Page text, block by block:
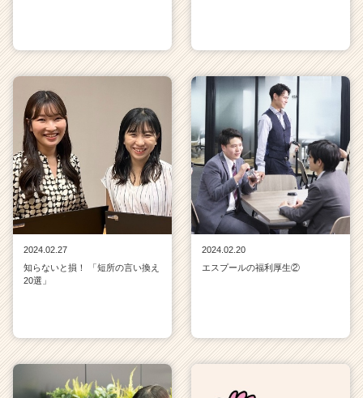
2024.02.27
知らないと損！ 「短所の言い換え
20選」
2024.02.20
エスプールの福利厚生②